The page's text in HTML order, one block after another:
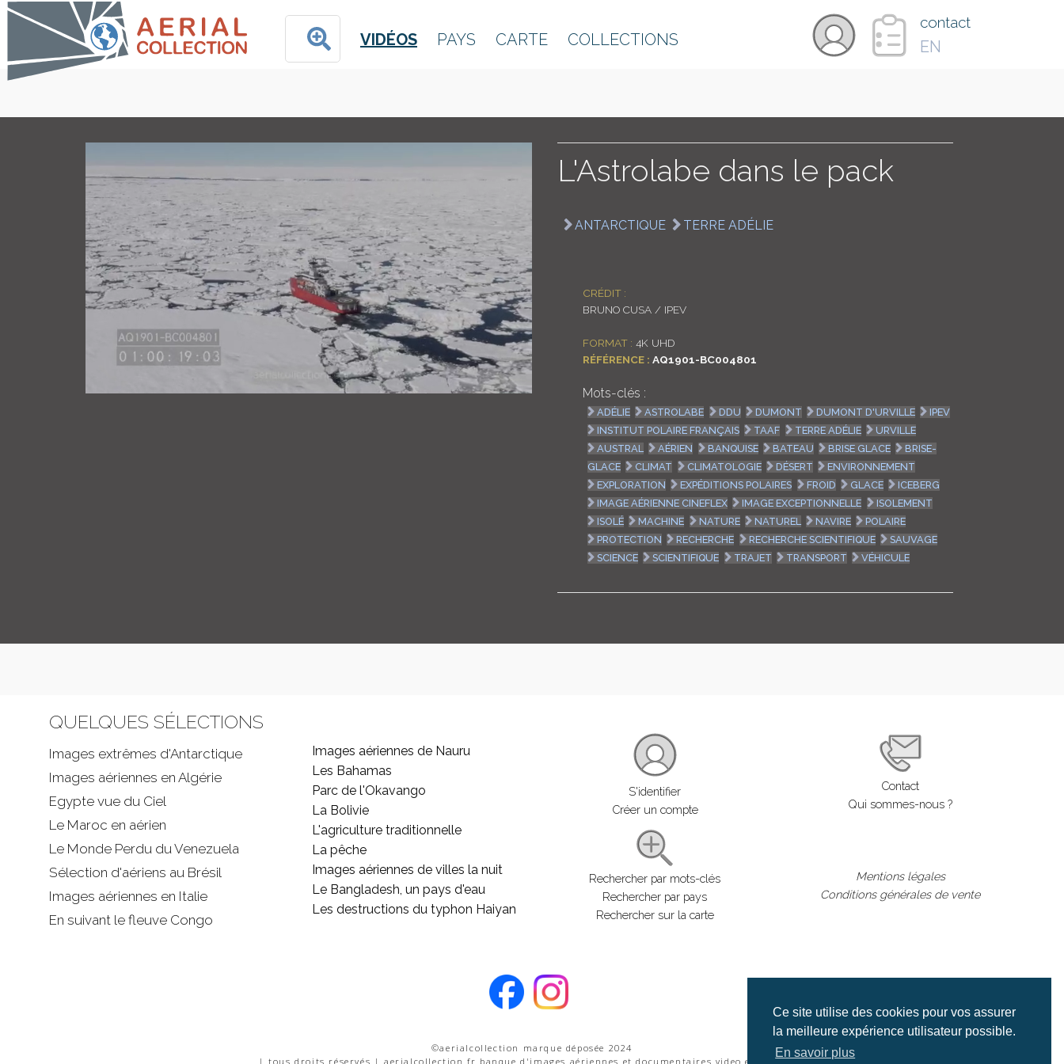
Ce site utilise des cookies pour vos assurer
la meilleure expérience utilisateur possible.
En savoir plus
VIDÉOS PAYS CARTE COLLECTIONS
contact
EN
ENGLISH
L'Astrolabe dans le pack
ANTARCTIQUE TERRE ADÉLIE
CRÉDIT :
BRUNO CUSA / IPEV
FORMAT : 4K UHD
RÉFÉRENCE : AQ1901-BC004801
Mots-clés :
ADÉLIE ASTROLABE DDU DUMONT DUMONT D'URVILLE
IPEV
INSTITUT POLAIRE FRANÇAIS
TAAF TERRE ADÉLIE
URVILLE
AUSTRAL
AÉRIEN BANQUISE BATEAU BRISE GLACE
BRISE-
GLACE
CLIMAT CLIMATOLOGIE DÉSERT
ENVIRONNEMENT
EXPLORATION
EXPÉDITIONS POLAIRES FROID GLACE
ICEBERG
IMAGE AÉRIENNE CINEFLEX
IMAGE EXCEPTIONNELLE
ISOLEMENT
ISOLÉ
MACHINE NATURE NATUREL NAVIRE
POLAIRE
PROTECTION
RECHERCHE RECHERCHE SCIENTIFIQUE
SAUVAGE
SCIENCE
SCIENTIFIQUE TRAJET TRANSPORT VÉHICULE
QUELQUES SÉLECTIONS
Images extrêmes d'Antarctique
Images aériennes en Algérie
Egypte vue du Ciel
Le Maroc en aérien
Le Monde Perdu du Venezuela
Sélection d'aériens au Brésil
Images aériennes en Italie
En suivant le fleuve Congo
Images aériennes de Nauru
Les Bahamas
Parc de l'Okavango
La Bolivie
L'agriculture traditionnelle
La pêche
Images aériennes de villes la nuit
Le Bangladesh, un pays d'eau
Les destructions du typhon Haiyan
S'identifier
Créer un compte
Rechercher par mots-clés
Rechercher par pays
Rechercher sur la carte
Contact
Qui sommes-nous ?
Mentions légales
Conditions générales de vente
©aerialcollection marque déposée 2024
| tous droits réservés | aerialcollection.fr banque d'images aériennes et documentaires video et cinéma |